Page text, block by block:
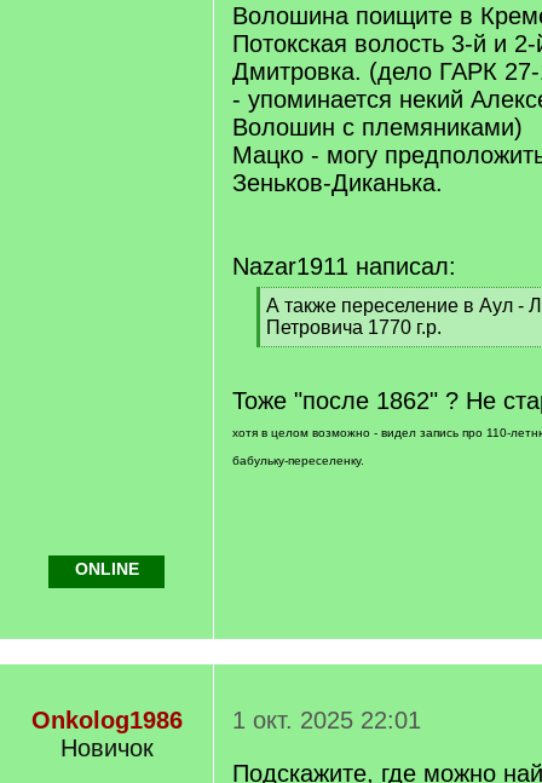
q
Волошина поищите в
Потокская волость 3-й и 2-
Дмитровка. (дело ГАРК
- упоминается некий
Волошин с племяниками)
Мацко - могу
Зеньков-Диканька.
Nazar1911 написал:
[
q
]
А также переселение в Аул -
Петровича 1770 г.р.
[
q
]
Тоже "после 1862" ? Не
хотя в целом возможно - видел запись про 110-
бабульку-переселенку.
ONLINE
Onkolog1986
Новичок
1 окт. 2025 22:01
Подскажите, где можно